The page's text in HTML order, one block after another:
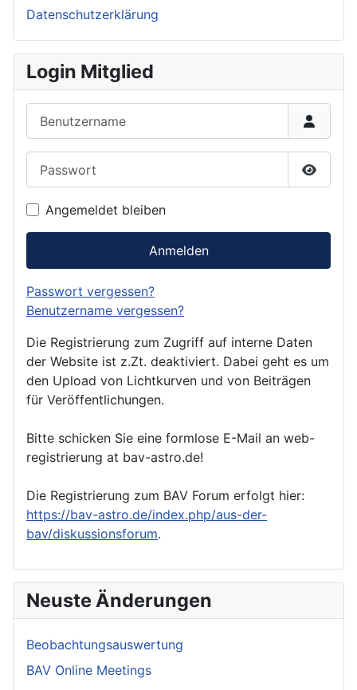
Datenschutzerklärung
Login Mitglied
Angemeldet bleiben
Anmelden
Passwort vergessen?
Benutzername vergessen?
Die Registrierung zum Zugriff auf interne Daten
der Website ist z.Zt. deaktiviert. Dabei geht es um
den Upload von Lichtkurven und von Beiträgen
für Veröffentlichungen.
Bitte schicken Sie eine formlose E-Mail an web-
registrierung at bav-astro.de!
Die Registrierung zum BAV Forum erfolgt hier:
https://bav-astro.de/index.php/aus-der-
bav/diskussionsforum.
Neuste Änderungen
Beobachtungsauswertung
BAV Online Meetings